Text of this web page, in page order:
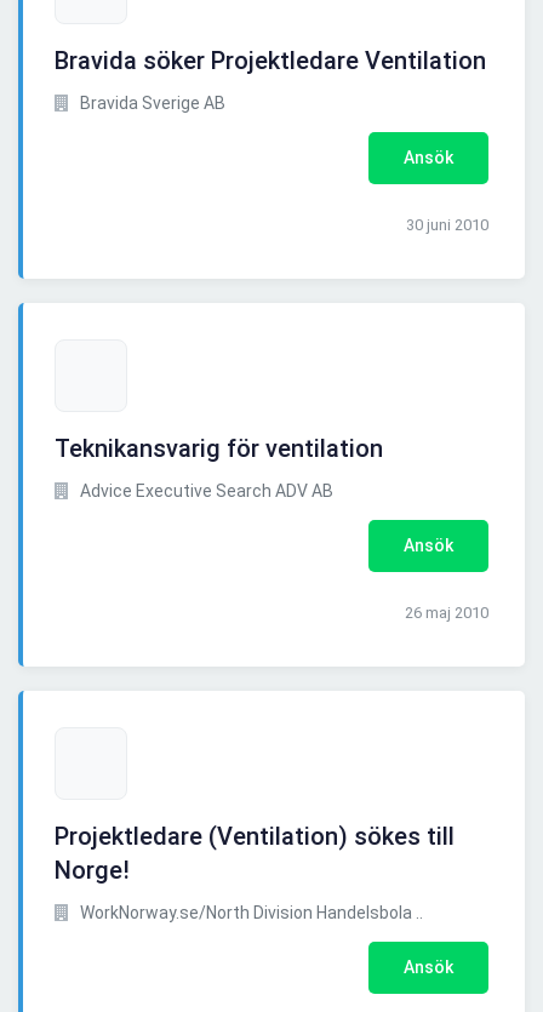
Bravida söker Projektledare Ventilation
Bravida Sverige AB
Ansök
30 juni 2010
Teknikansvarig för ventilation
Advice Executive Search ADV AB
Ansök
26 maj 2010
Projektledare (Ventilation) sökes till
Norge!
WorkNorway.se/North Division Handelsbola ..
Ansök